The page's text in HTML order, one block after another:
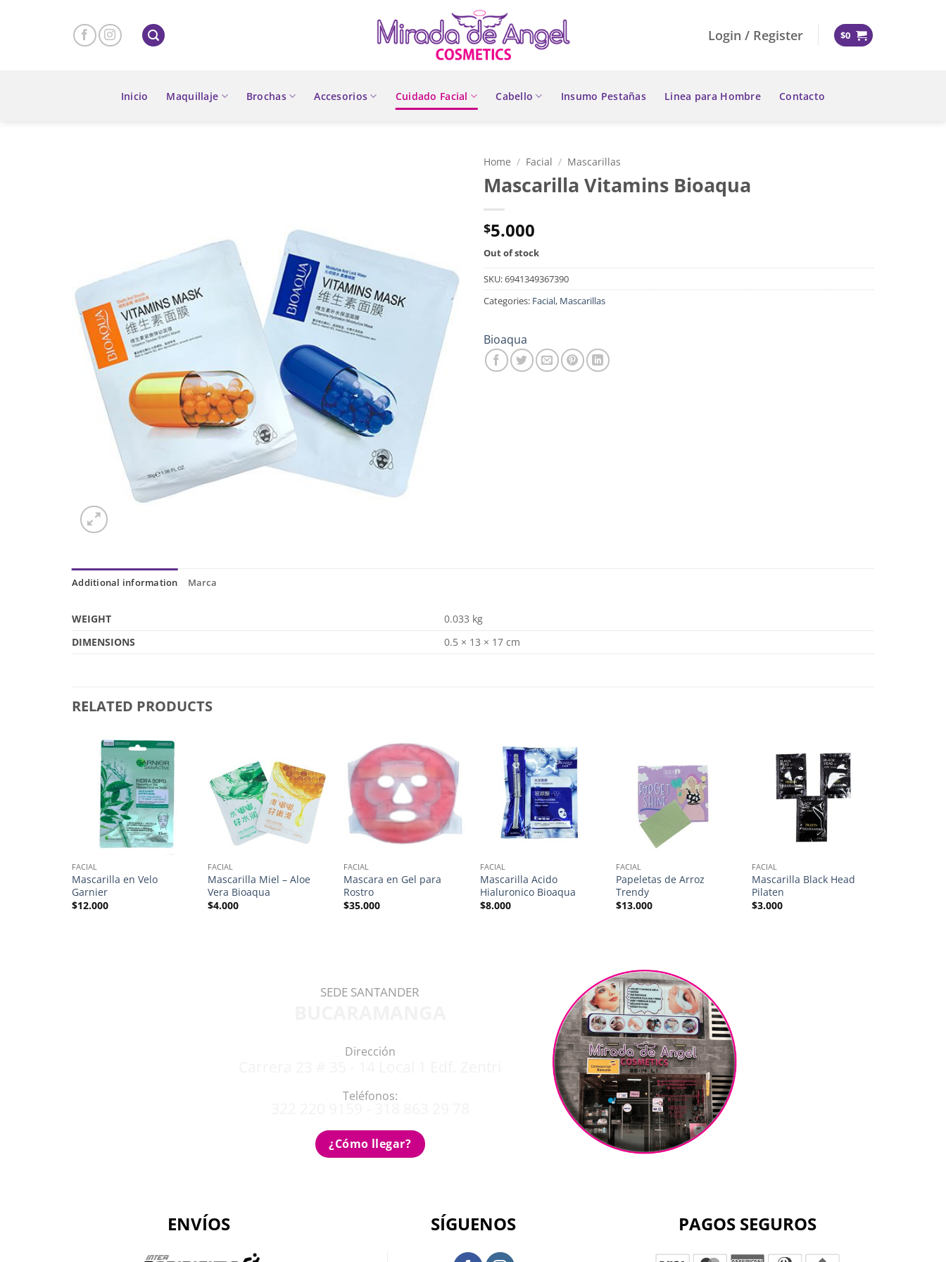
Login / Register $0
Inicio Maquillaje Brochas Accesorios Cuidado Facial Cabello Insumo Pestañas Linea para Hombre Contacto
Home / Facial / Mascarillas
Mascarilla Vitamins Bioaqua
$5.000
Out of stock
SKU:6941349367390
Categories: Facial, Mascarillas
Bioaqua
Additional information Marca
WEIGHT
0.033 kg
DIMENSIONS
0.5 × 13 × 17 cm
RELATED PRODUCTS
FACIAL
Mascarilla en Velo
Garnier
$12.000
FACIAL
Mascarilla Miel – Aloe
Vera Bioaqua
$4.000
FACIAL
Mascara en Gel para
Rostro
$35.000
FACIAL
Mascarilla Acido
Hialuronico Bioaqua
$8.000
FACIAL
Papeletas de Arroz
Trendy
$13.000
FACIAL
Mascarilla Black Head
Pilaten
$3.000
SEDE SANTANDER
Dirección
Teléfonos:
¿Cómo llegar?
ENVÍOS SÍGUENOS PAGOS SEGUROS